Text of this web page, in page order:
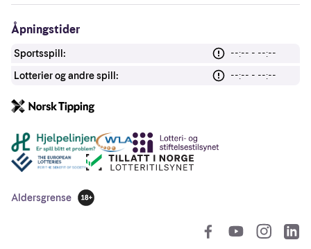
Åpningstider
Sportsspill:
--:-- - --:--
Lotterier og andre spill:
--:-- - --:--
Andre lenker
Aldersgrense
18 år